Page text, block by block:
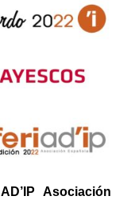
AD’IP Asociación